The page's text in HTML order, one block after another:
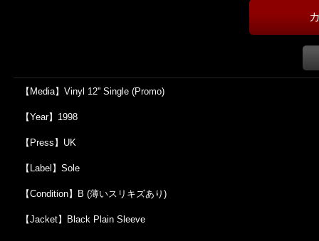
【Media】Vinyl 12'' Single (Promo)
【Year】1998
【Press】UK
【Label】Sole
【Condition】B (薄いスリキズあり)
【Jacket】Black Plain Sleeve